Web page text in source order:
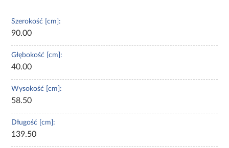
Szerokość [cm]:
90.00
Głębokość [cm]:
40.00
Wysokość [cm]:
58.50
Długość [cm]:
139.50